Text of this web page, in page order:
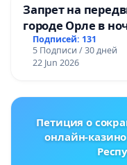
Запрет на
городе Орле в
Подписей: 131
5 Подписи / 30 дней
22 Jun 2026
Петиция о
онлайн-